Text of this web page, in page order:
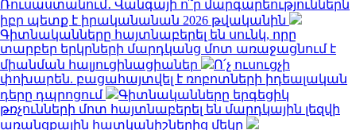
Ռուսաստանում․ Վանգայի ո՞ր մարգարեություններն
իբր պետք է իրականանան 2026 թվականին
Գիտնականները հայտնաբերել են սունկ, որը
տարբեր երկրների մարդկանց մոտ առաջացնում է
միանման հալյուցինացիաներ
Ո՛չ ուսուցչի
փոխարեն. բացահայտվել է ռոբոտների իդեալական
դերը դպրոցում
Գիտնականները երգեցիկ
թռչունների մոտ հայտնաբերել են մարդկային լեզվի
առանցքային հատկանիշներից մեկը